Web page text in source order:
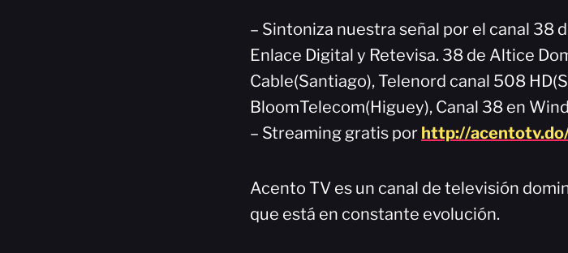
– Sintoniza nuestra señal por el canal 38
Enlace Digital y Retevisa. 38 de Altice
Cable(Santiago), Telenord canal 508
BloomTelecom(Higuey), Canal 38 en
– Streaming gratis por http://
Acento TV es un canal de televisión
que está en constante evolución.